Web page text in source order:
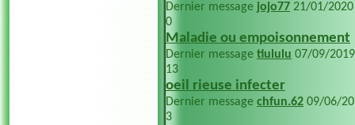
Dernier message jojo77 21/01/
0
Maladie ou empoisonnement
Dernier message tiululu 07/09/
13
oeil rieuse infecter
Dernier message chfun.62 09/06/
3